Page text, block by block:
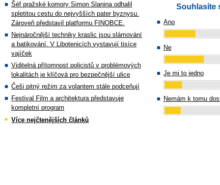
Šéf pražské komory Simon Slanina odhalil
spletitou cestu do nejvyšších pater byznysu.
Zároveň představil platformu FINOBCE.
Nejnáročnější techniky kraslic jsou slámování
a batikování. V Libotenicích vystavují tisíce
vajíček
Viditelná přítomnost policistů v problémových
lokalitách je klíčová pro bezpečnější ulice
Češi pitný režim za volantem stále podceňují
Festival Film a architektura představuje
kompletní program
Více nejčtenějších článků
Souhlasíte
Ano
Ne
Je mi to jedno
Nemám k tomu